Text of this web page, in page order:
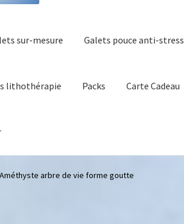
sur-mesure Galets pouce anti-stress
lithothérapie Packs Carte Cadeau
Améthyste arbre de vie forme goutte